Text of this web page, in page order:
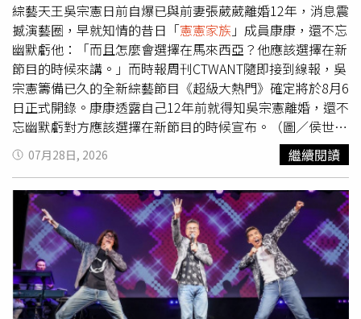
綜藝天王吳宗憲日前自爆已與前妻張葳葳離婚12年，消息震
撼演藝圈，早就知情的昔日「憲憲家族 」成員康康，還不忘
幽默虧他：「而且怎麼會選擇在馬來西亞？他應該選擇在新
節目的時候來講。」而時報周刊CTWANT隨即接到線報，吳
宗憲籌備已久的全新綜藝節目《超級大熱門》確定將於8月6
日正式開錄。康康透露自己12年前就得知吳宗憲離婚，還不
忘幽默虧對方應該選擇在新節目的時候宣布。（圖／侯世駿
攝）由吳宗憲攜手黃路梓茵（Lulu）、陳漢典共同主持的
《超級大熱門》，今年3月獲文化部「114年度電視及新媒
體內容製作補助案第二梯次（節目類）」核定補助1000萬
元，製作單位三立電視也證實，節目將於今年啟動錄製，如
今終於敲定8月6日正式開錄。《綜藝大熱門》多次入圍並獲
得金鐘獎肯定，是台灣綜藝代表節目之一。（圖／方萬民
攝）《超級大熱門》可視為經典節目《綜藝大熱門》的全面
升級版。《綜藝大熱門》自2013年7月1日開播，陪伴觀眾
12年，於2025年7月12日完成最後一次錄影，並在同年8月
07月28日, 2026 繼續閱讀